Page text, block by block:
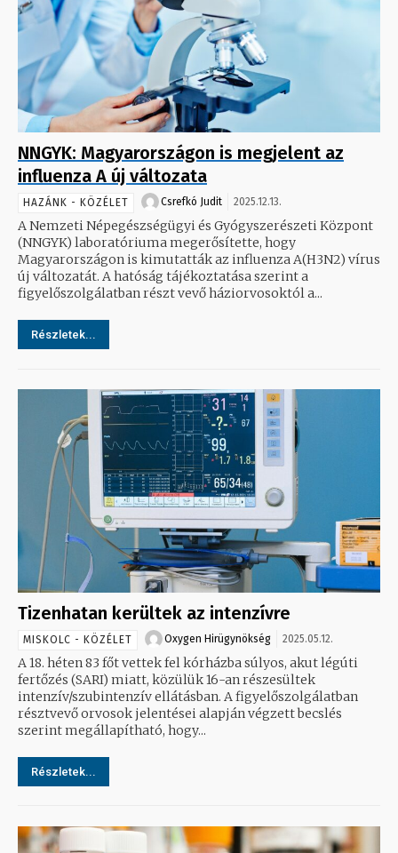
NNGYK: Magyarországon is megjelent az
influenza A új változata
HAZÁNK - KÖZÉLET Csrefkó Judit 2025.12.13.
A Nemzeti Népegészségügyi és Gyógyszerészeti Központ
(NNGYK) laboratóriuma megerősítette, hogy
Magyarországon is kimutatták az influenza A(H3N2) vírus
új változatát. A hatóság tájékoztatása szerint a
figyelőszolgálatban részt vevő háziorvosoktól a...
Részletek...
Tizenhatan kerültek az intenzívre
MISKOLC - KÖZÉLET Oxygen Hirügynökség 2025.05.12.
A 18. héten 83 főt vettek fel kórházba súlyos, akut légúti
fertőzés (SARI) miatt, közülük 16-an részesültek
intenzív/szubintenzív ellátásban. A figyelőszolgálatban
résztvevő orvosok jelentései alapján végzett becslés
szerint megállapítható, hogy...
Részletek...